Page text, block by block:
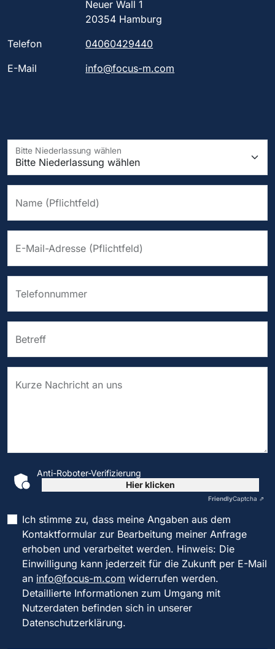
Neuer Wall 1
20354 Hamburg
Telefon
04060429440
E-Mail
info@focus-m.com
Bitte Niederlassung wählen
Name (Pflichtfeld)
E-Mail-Adresse (Pflichtfeld)
Telefonnummer
Betreff
Kurze Nachricht an uns
Anti-Roboter-Verifizierung
Hier klicken
FriendlyCaptcha ⇗
Ich stimme zu, dass meine Angaben aus dem
Kontaktformular zur Bearbeitung meiner Anfrage
erhoben und verarbeitet werden. Hinweis: Die
Einwilligung kann jederzeit für die Zukunft per E-Mail
an info@focus-m.com widerrufen werden.
Detaillierte Informationen zum Umgang mit
Nutzerdaten befinden sich in unserer
Datenschutzerklärung.